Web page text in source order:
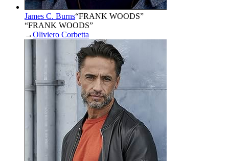
James C. Burns“FRANK WOODS”
“FRANK WOODS”
→Oliviero Corbetta